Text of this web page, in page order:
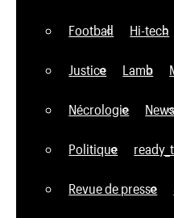
Football Hi-tech
Justice Lamb
Nécrologie News
Politique
Revue de presse